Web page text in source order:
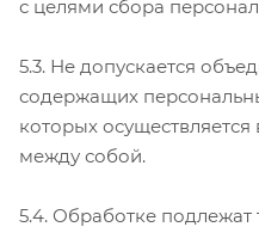
с целями сбора
5.3. Не допускается
содержащих
которых
между собой.
5.4. Обработке